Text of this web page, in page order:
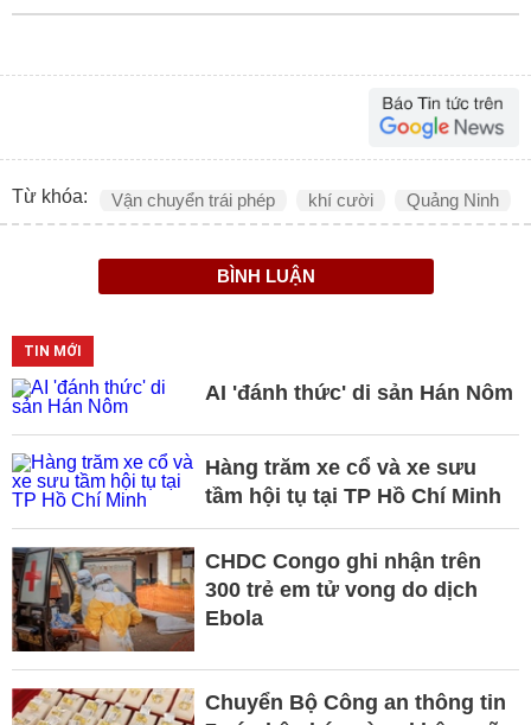
Từ khóa: Vận chuyển trái phép khí cười Quảng Ninh
BÌNH LUẬN
TIN MỚI
AI 'đánh thức' di sản Hán Nôm
Hàng trăm xe cổ và xe sưu
tầm hội tụ tại TP Hồ Chí Minh
CHDC Congo ghi nhận trên
300 trẻ em tử vong do dịch
Ebola
Chuyển Bộ Công an thông tin